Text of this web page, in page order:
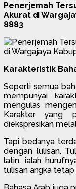
Penerjemah
Akurat di
8883
Karakteristik
Seperti semua
mempunyai
mengulas
Karakter yang
diekspresikan
Tapi bedanya
dengan tulisan.
latin. ialah
tulisan angka tetap